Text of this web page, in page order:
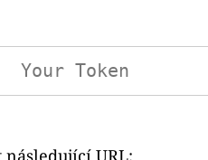
URL: